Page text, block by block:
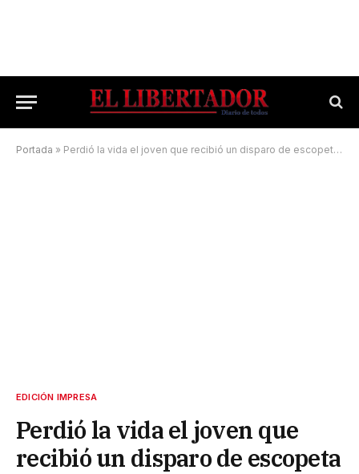
Portada » Perdió la vida el joven que recibió un disparo de escopeta en la cara
EDICIÓN IMPRESA
Perdió la vida el joven que
recibió un disparo de escopeta